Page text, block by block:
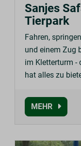
Sanjes
Tierpark
Fahren,
und einem Zug
im Kletterturm -
hat alles zu
MEHR